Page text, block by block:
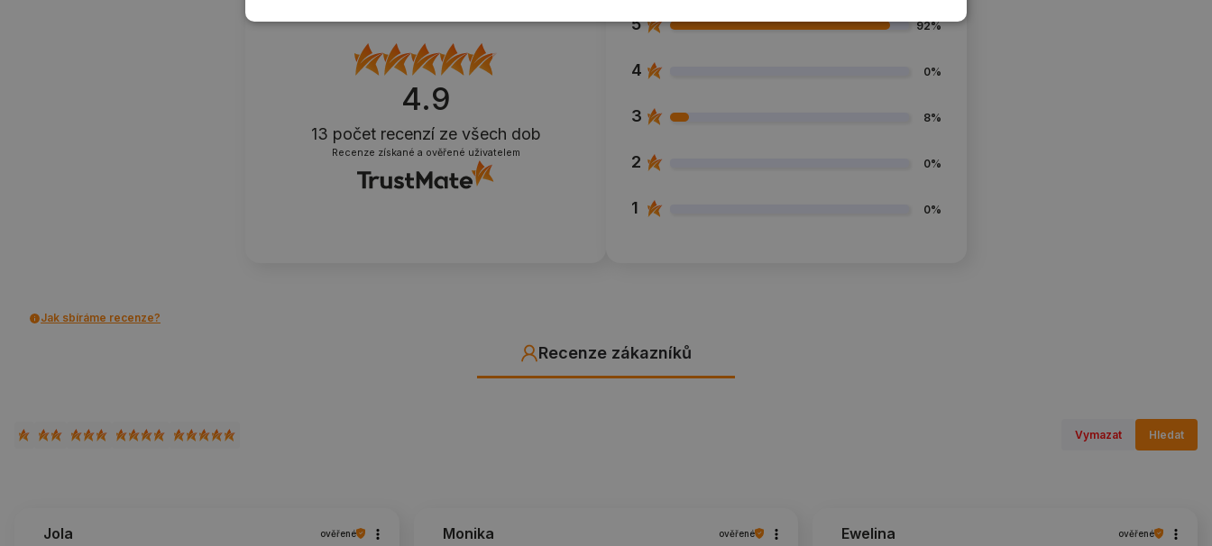
4.9
13 počet recenzí ze všech dob
Recenze získané a ověřené uživatelem
5 92%
4 0%
3 8%
2 0%
1 0%
Jak sbíráme recenze?
Recenze zákazníků
Vymazat Hledat
Jola ověřené Monika ověřené Ewelina ověřené